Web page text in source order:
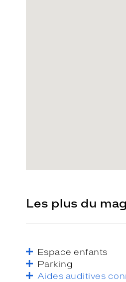
Les plus du
Espace enfants
Parking
Aides auditives